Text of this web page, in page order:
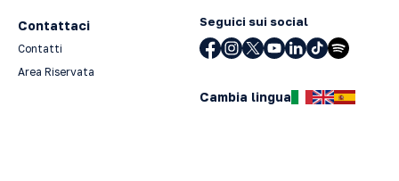
Contattaci
Contatti
Area Riservata
Seguici sui social
Cambia lingua